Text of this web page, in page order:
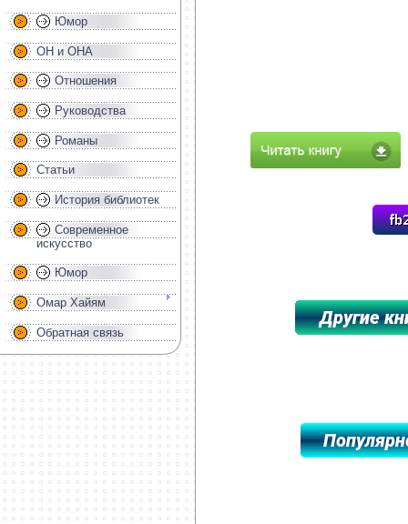
Юмор
ОН и ОНА
Отношения
Руководства
Романы
Статьи
История библиотек
Современное
искусство
Юмор
Омар Хайям
Обратная связь